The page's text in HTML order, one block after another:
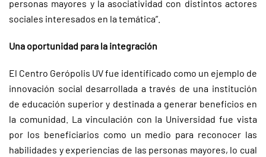
personas mayores y la asociatividad con distintos actores
sociales interesados en la temática”.
Una oportunidad para la integración
El Centro Gerópolis UV fue identificado como un ejemplo de
innovación social desarrollada a través de una institución
de educación superior y destinada a generar beneficios en
la comunidad. La vinculación con la Universidad fue vista
por los beneficiarios como un medio para reconocer las
habilidades y experiencias de las personas mayores, lo cual